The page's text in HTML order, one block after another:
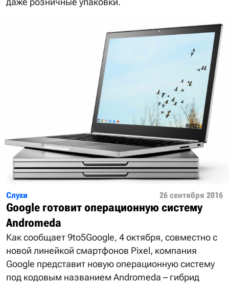
Слухи 26 сентября 2016
Google готовит операционную систему
Andromeda
Как сообщает 9to5Google, 4 октября, совместно с
новой линейкой смартфонов Pixel, компания
Google представит новую операционную систему
под кодовым названием Andromeda – гибрид